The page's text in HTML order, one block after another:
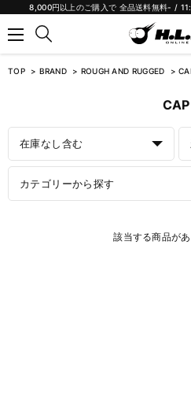
8,000円以上のご購入で 全品送料無料- /
TOP BRAND ROUGH AND RUGGED
CAP
在庫なし含む
カテゴリーから探す
該当する商品があ